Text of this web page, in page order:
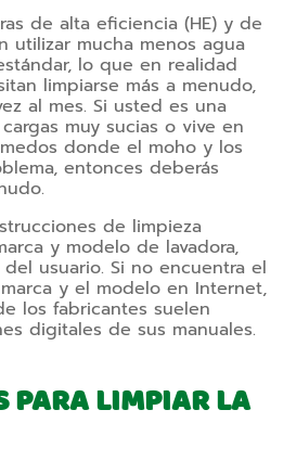
de alta eficiencia (HE) y de
utilizar mucha menos agua
lo que en realidad
limpiarse más a menudo,
al mes. Si usted es una
muy sucias o vive en
donde el moho y los
entonces deberás
de limpieza
y modelo de lavadora,
usuario. Si no encuentra el
y el modelo en Internet,
los fabricantes suelen
digitales de sus manuales.
PARA LIMPIAR LA